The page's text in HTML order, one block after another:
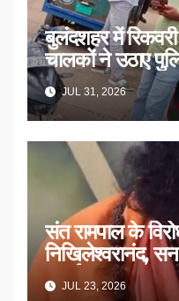
बुलंदशहर में रिकवरी एजेंटों
चालकों ने उठाए
JUL 31, 2026
संत रामपाल के
निखिलेश्वरानंद,
उठाई मांग
JUL 23, 2026